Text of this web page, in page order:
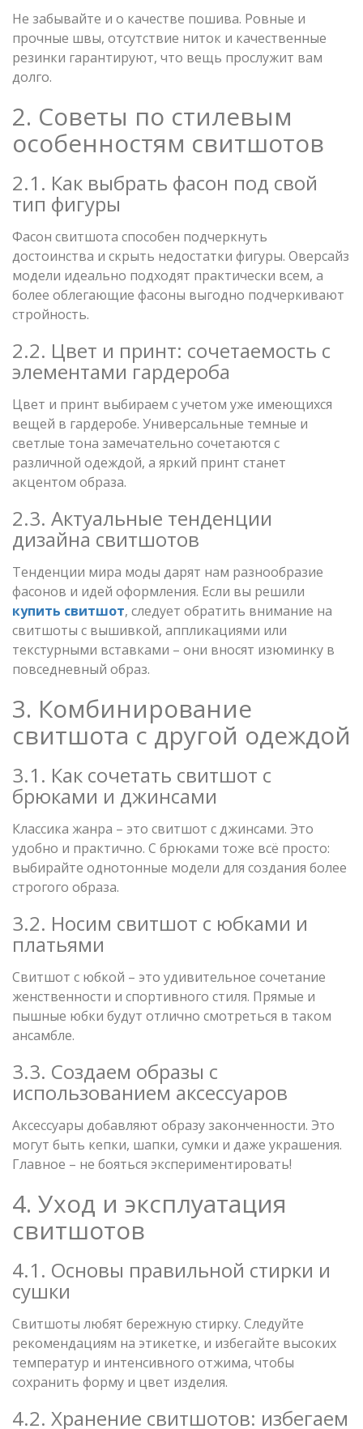
Не забывайте и о качестве пошива. Ровные и
прочные швы, отсутствие ниток и качественные
резинки гарантируют, что вещь прослужит вам
долго.
2. Советы по стилевым
особенностям свитшотов
2.1. Как выбрать фасон под свой
тип фигуры
Фасон свитшота способен подчеркнуть
достоинства и скрыть недостатки фигуры. Оверсайз
модели идеально подходят практически всем, а
более облегающие фасоны выгодно подчеркивают
стройность.
2.2. Цвет и принт: сочетаемость с
элементами гардероба
Цвет и принт выбираем с учетом уже имеющихся
вещей в гардеробе. Универсальные темные и
светлые тона замечательно сочетаются с
различной одеждой, а яркий принт станет
акцентом образа.
2.3. Актуальные тенденции
дизайна свитшотов
Тенденции мира моды дарят нам разнообразие
фасонов и идей оформления. Если вы решили
купить свитшот, следует обратить внимание на
свитшоты с вышивкой, аппликациями или
текстурными вставками – они вносят изюминку в
повседневный образ.
3. Комбинирование
свитшота с другой одеждой
3.1. Как сочетать свитшот с
брюками и джинсами
Классика жанра – это свитшот c джинсами. Это
удобно и практично. С брюками тоже всё просто:
выбирайте однотонные модели для создания более
строгого образа.
3.2. Носим свитшот с юбками и
платьями
Свитшот с юбкой – это удивительное сочетание
женственности и спортивного стиля. Прямые и
пышные юбки будут отлично смотреться в таком
ансамбле.
3.3. Создаем образы с
использованием аксессуаров
Аксессуары добавляют образу законченности. Это
могут быть кепки, шапки, сумки и даже украшения.
Главное – не бояться экспериментировать!
4. Уход и эксплуатация
свитшотов
4.1. Основы правильной стирки и
сушки
Свитшоты любят бережную стирку. Следуйте
рекомендациям на этикетке, и избегайте высоких
температур и интенсивного отжима, чтобы
сохранить форму и цвет изделия.
4.2. Хранение свитшотов: избегаем